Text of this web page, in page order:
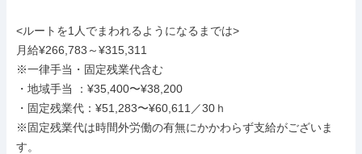
<ルートを1人でまわれるようになるまでは>
月給¥266,783～¥315,311
※一律手当・固定残業代含む
・地域手当 ：¥35,400〜¥38,200
・固定残業代：¥51,283〜¥60,611／30ｈ
※固定残業代は時間外労働の有無にかかわらず支給がございま
す。